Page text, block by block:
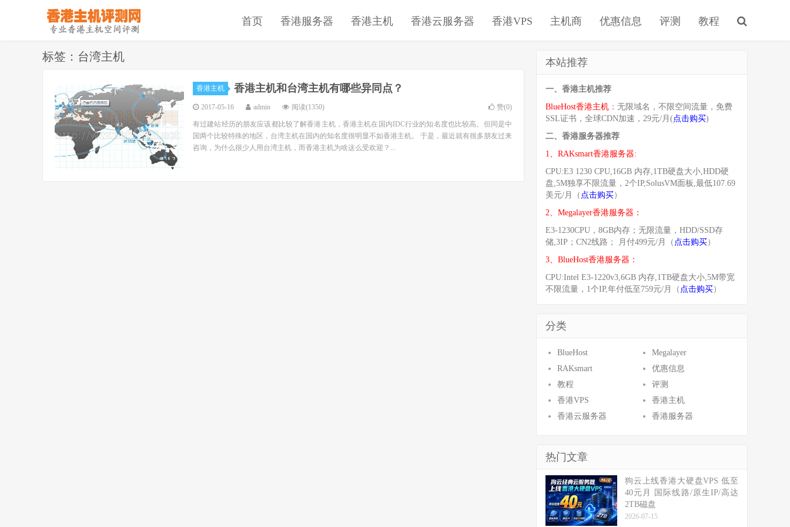
首页 香港服务器 香港主机 香港云服务器 香港VPS 主机商 优惠信息 评测 教程
标签：台湾主机
香港主机 香港主机和台湾主机有哪些异同点？
2017-05-16 admin 阅读(1350) 赞(0)
有过建站经历的朋友应该都比较了解香港主机，香港主机在国内IDC行业的知名度也比较高。但同是中
国两个比较特殊的地区，台湾主机在国内的知名度很明显不如香港主机。 于是，最近就有很多朋友过来
咨询，为什么很少人用台湾主机，而香港主机为啥这么受欢迎？...
本站推荐
一、香港主机推荐
BlueHost香港主机 ：无限域名，不限空间流量，免费
SSL证书，全球CDN加速，29元/月(点击购买)
二、香港服务器推荐
1、RAKsmart香港服务器:
CPU:E3 1230 CPU,16GB 内存,1TB硬盘大小,HDD硬
盘,5M独享不限流量，2个IP,SolusVM面板,最低107.69
美元/月（ 点击购买）
2、Megalayer香港服务器：
E3-1230CPU，8GB内存；无限流量，HDD/SSD存
储,3IP；CN2线路； 月付499元/月（ 点击购买）
3、BlueHost香港服务器：
CPU:Intel E3-1220v3,6GB 内存,1TB硬盘大小,5M带宽
不限流量，1个IP,年付低至759元/月（ 点击购买）
分类
BlueHost
Megalayer
RAKsmart
优惠信息
教程
评测
香港VPS
香港主机
香港云服务器
香港服务器
热门文章
狗云上线香港大硬盘VPS 低至
40元月 国际线路/原生IP/高达
2TB磁盘
2026-07-15